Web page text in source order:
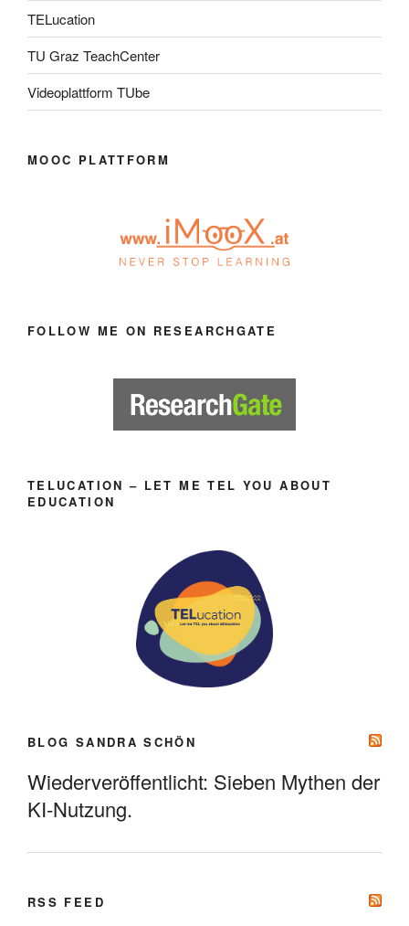
TELucation
TU Graz TeachCenter
Videoplattform TUbe
MOOC PLATTFORM
FOLLOW ME ON RESEARCHGATE
TELUCATION – LET ME TEL YOU ABOUT
EDUCATION
BLOG SANDRA SCHÖN
Wiederveröffentlicht: Sieben Mythen der
KI-Nutzung.
RSS FEED